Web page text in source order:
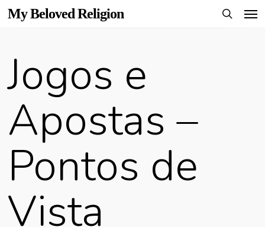
Skip
content
My Beloved Religion
Jogos e
Apostas –
Pontos de
Vista